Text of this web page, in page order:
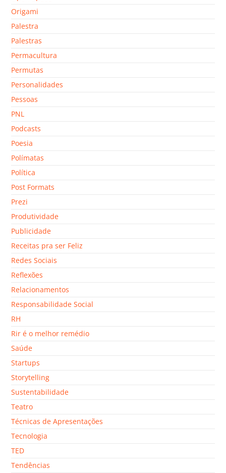
Origami
Palestra
Palestras
Permacultura
Permutas
Personalidades
Pessoas
PNL
Podcasts
Poesia
Polímatas
Política
Post Formats
Prezi
Produtividade
Publicidade
Receitas pra ser Feliz
Redes Sociais
Reflexões
Relacionamentos
Responsabilidade Social
RH
Rir é o melhor remédio
Saúde
Startups
Storytelling
Sustentabilidade
Teatro
Técnicas de Apresentações
Tecnologia
TED
Tendências